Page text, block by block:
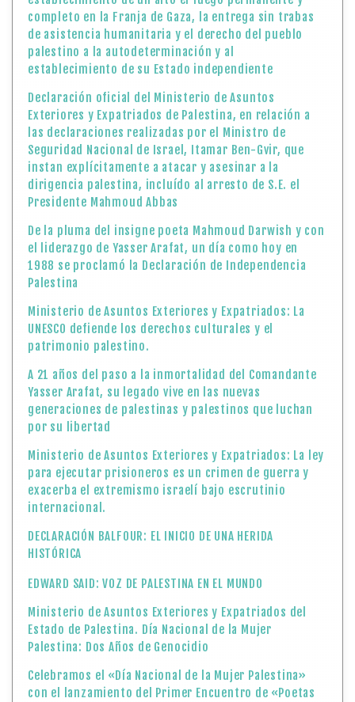
completo en la Franja de Gaza, la entrega sin trabas
de asistencia humanitaria y el derecho del pueblo
palestino a la autodeterminación y al
establecimiento de su Estado independiente
Declaración oficial del Ministerio de Asuntos
Exteriores y Expatriados de Palestina, en relación a
las declaraciones realizadas por el Ministro de
Seguridad Nacional de Israel, Itamar Ben-Gvir, que
instan explícitamente a atacar y asesinar a la
dirigencia palestina, incluído al arresto de S.E. el
Presidente Mahmoud Abbas
De la pluma del insigne poeta Mahmoud Darwish y con
el liderazgo de Yasser Arafat, un día como hoy en
1988 se proclamó la Declaración de Independencia
Palestina
Ministerio de Asuntos Exteriores y Expatriados: La
UNESCO defiende los derechos culturales y el
patrimonio palestino.
A 21 años del paso a la inmortalidad del Comandante
Yasser Arafat, su legado vive en las nuevas
generaciones de palestinas y palestinos que luchan
por su libertad
Ministerio de Asuntos Exteriores y Expatriados: La ley
para ejecutar prisioneros es un crimen de guerra y
exacerba el extremismo israelí bajo escrutinio
internacional.
DECLARACIÓN BALFOUR: EL INICIO DE UNA HERIDA
HISTÓRICA
EDWARD SAID: VOZ DE PALESTINA EN EL MUNDO
Ministerio de Asuntos Exteriores y Expatriados del
Estado de Palestina. Día Nacional de la Mujer
Palestina: Dos Años de Genocidio
Celebramos el «Día Nacional de la Mujer Palestina»
con el lanzamiento del Primer Encuentro de «Poetas